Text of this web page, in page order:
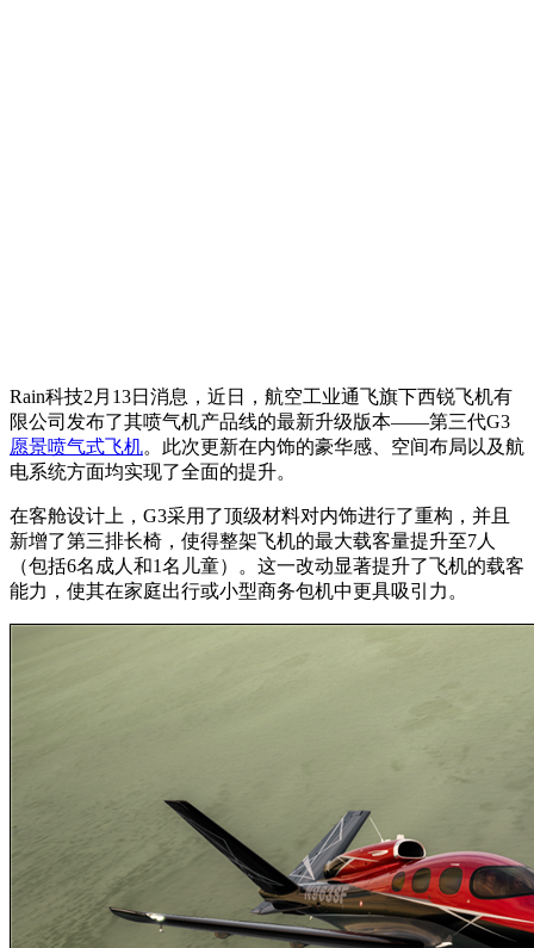
Rain科技2月13日消息，近日，航空工业通飞旗下西锐飞机有
限公司发布了其喷气机产品线的最新升级版本——第三代G3
愿景喷气式飞机。此次更新在内饰的豪华感、空间布局以及航
电系统方面均实现了全面的提升。
在客舱设计上，G3采用了顶级材料对内饰进行了重构，并且
新增了第三排长椅，使得整架飞机的最大载客量提升至7人
（包括6名成人和1名儿童）。这一改动显著提升了飞机的载客
能力，使其在家庭出行或小型商务包机中更具吸引力。